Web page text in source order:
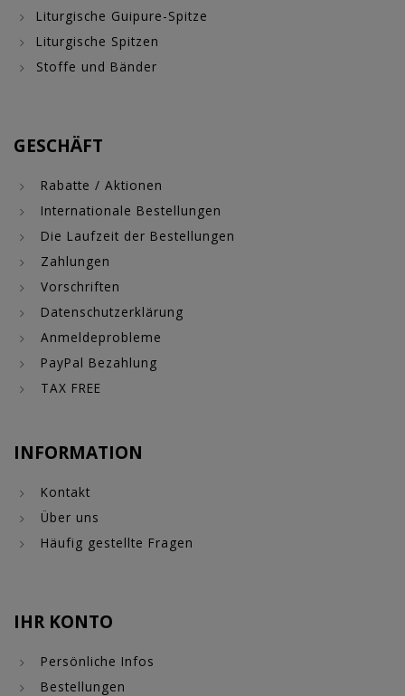
Liturgische Guipure-Spitze
Liturgische Spitzen
Stoffe und Bänder
GESCHÄFT
Rabatte / Aktionen
Internationale Bestellungen
Die Laufzeit der Bestellungen
Zahlungen
Vorschriften
Datenschutzerklärung
Anmeldeprobleme
PayPal Bezahlung
TAX FREE
INFORMATION
Kontakt
Über uns
Häufig gestellte Fragen
IHR KONTO
Persönliche Infos
Bestellungen